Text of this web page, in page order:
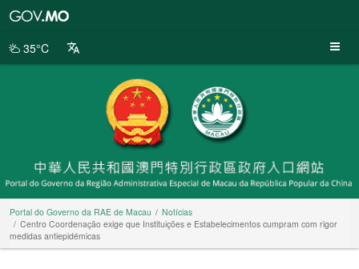
da
35°C
Portal do Governo da RAE de Macau
Notícias
Centro Coordenação exige que Instituições e Estabelecimentos cumpram com rigor
medidas antiepidémicas